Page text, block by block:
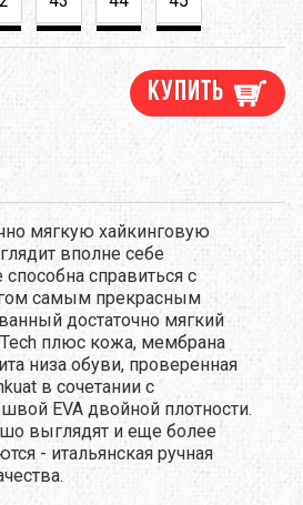
Купить
мягкую хайкинговую
вполне себе
справиться с
самым прекрасным
достаточно мягкий
плюс кожа, мембрана
низа обуви, проверенная
в сочетании с
EVA двойной плотности.
выглядят и еще более
- итальянская ручная